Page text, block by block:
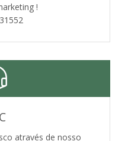
!
através de nosso